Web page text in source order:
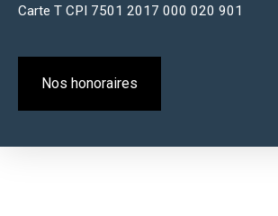
Carte T CPI 7501 2017 000 020 901
Nos honoraires